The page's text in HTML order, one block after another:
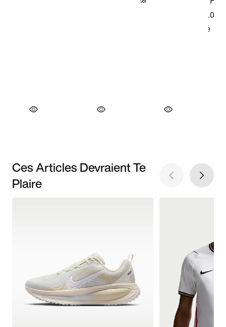
Ces Articles Devraient Te
Plaire